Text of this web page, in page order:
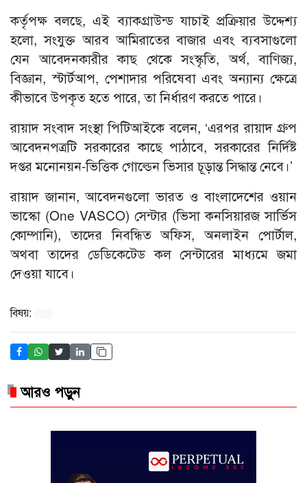
কর্তৃপক্ষ বলছে, এই ব্যাকগ্রাউন্ড যাচাই প্রক্রিয়ার উদ্দেশ্য
হলো, সংযুক্ত আরব আমিরাতের বাজার এবং ব্যবসাগুলো
যেন আবেদনকারীর কাছ থেকে সংস্কৃতি, অর্থ, বাণিজ্য,
বিজ্ঞান, স্টার্টআপ, পেশাদার পরিষেবা এবং অন্যান্য ক্ষেত্রে
কীভাবে উপকৃত হতে পারে, তা নির্ধারণ করতে পারে।
রায়াদ সংবাদ সংস্থা পিটিআইকে বলেন, ‘এরপর রায়াদ গ্রুপ
আবেদনপত্রটি সরকারের কাছে পাঠাবে, সরকারের নির্দিষ্ট
দপ্তর মনোনয়ন-ভিত্তিক গোল্ডেন ভিসার চূড়ান্ত সিদ্ধান্ত নেবে।’
রায়াদ জানান, আবেদনগুলো ভারত ও বাংলাদেশের ওয়ান
ভাস্কো (One VASCO) সেন্টার (ভিসা কনসিয়ারজ সার্ভিস
কোম্পানি), তাদের নিবন্ধিত অফিস, অনলাইন পোর্টাল,
অথবা তাদের ডেডিকেটেড কল সেন্টারের মাধ্যমে জমা
দেওয়া যাবে।
বিষয়:
আরও পড়ুন